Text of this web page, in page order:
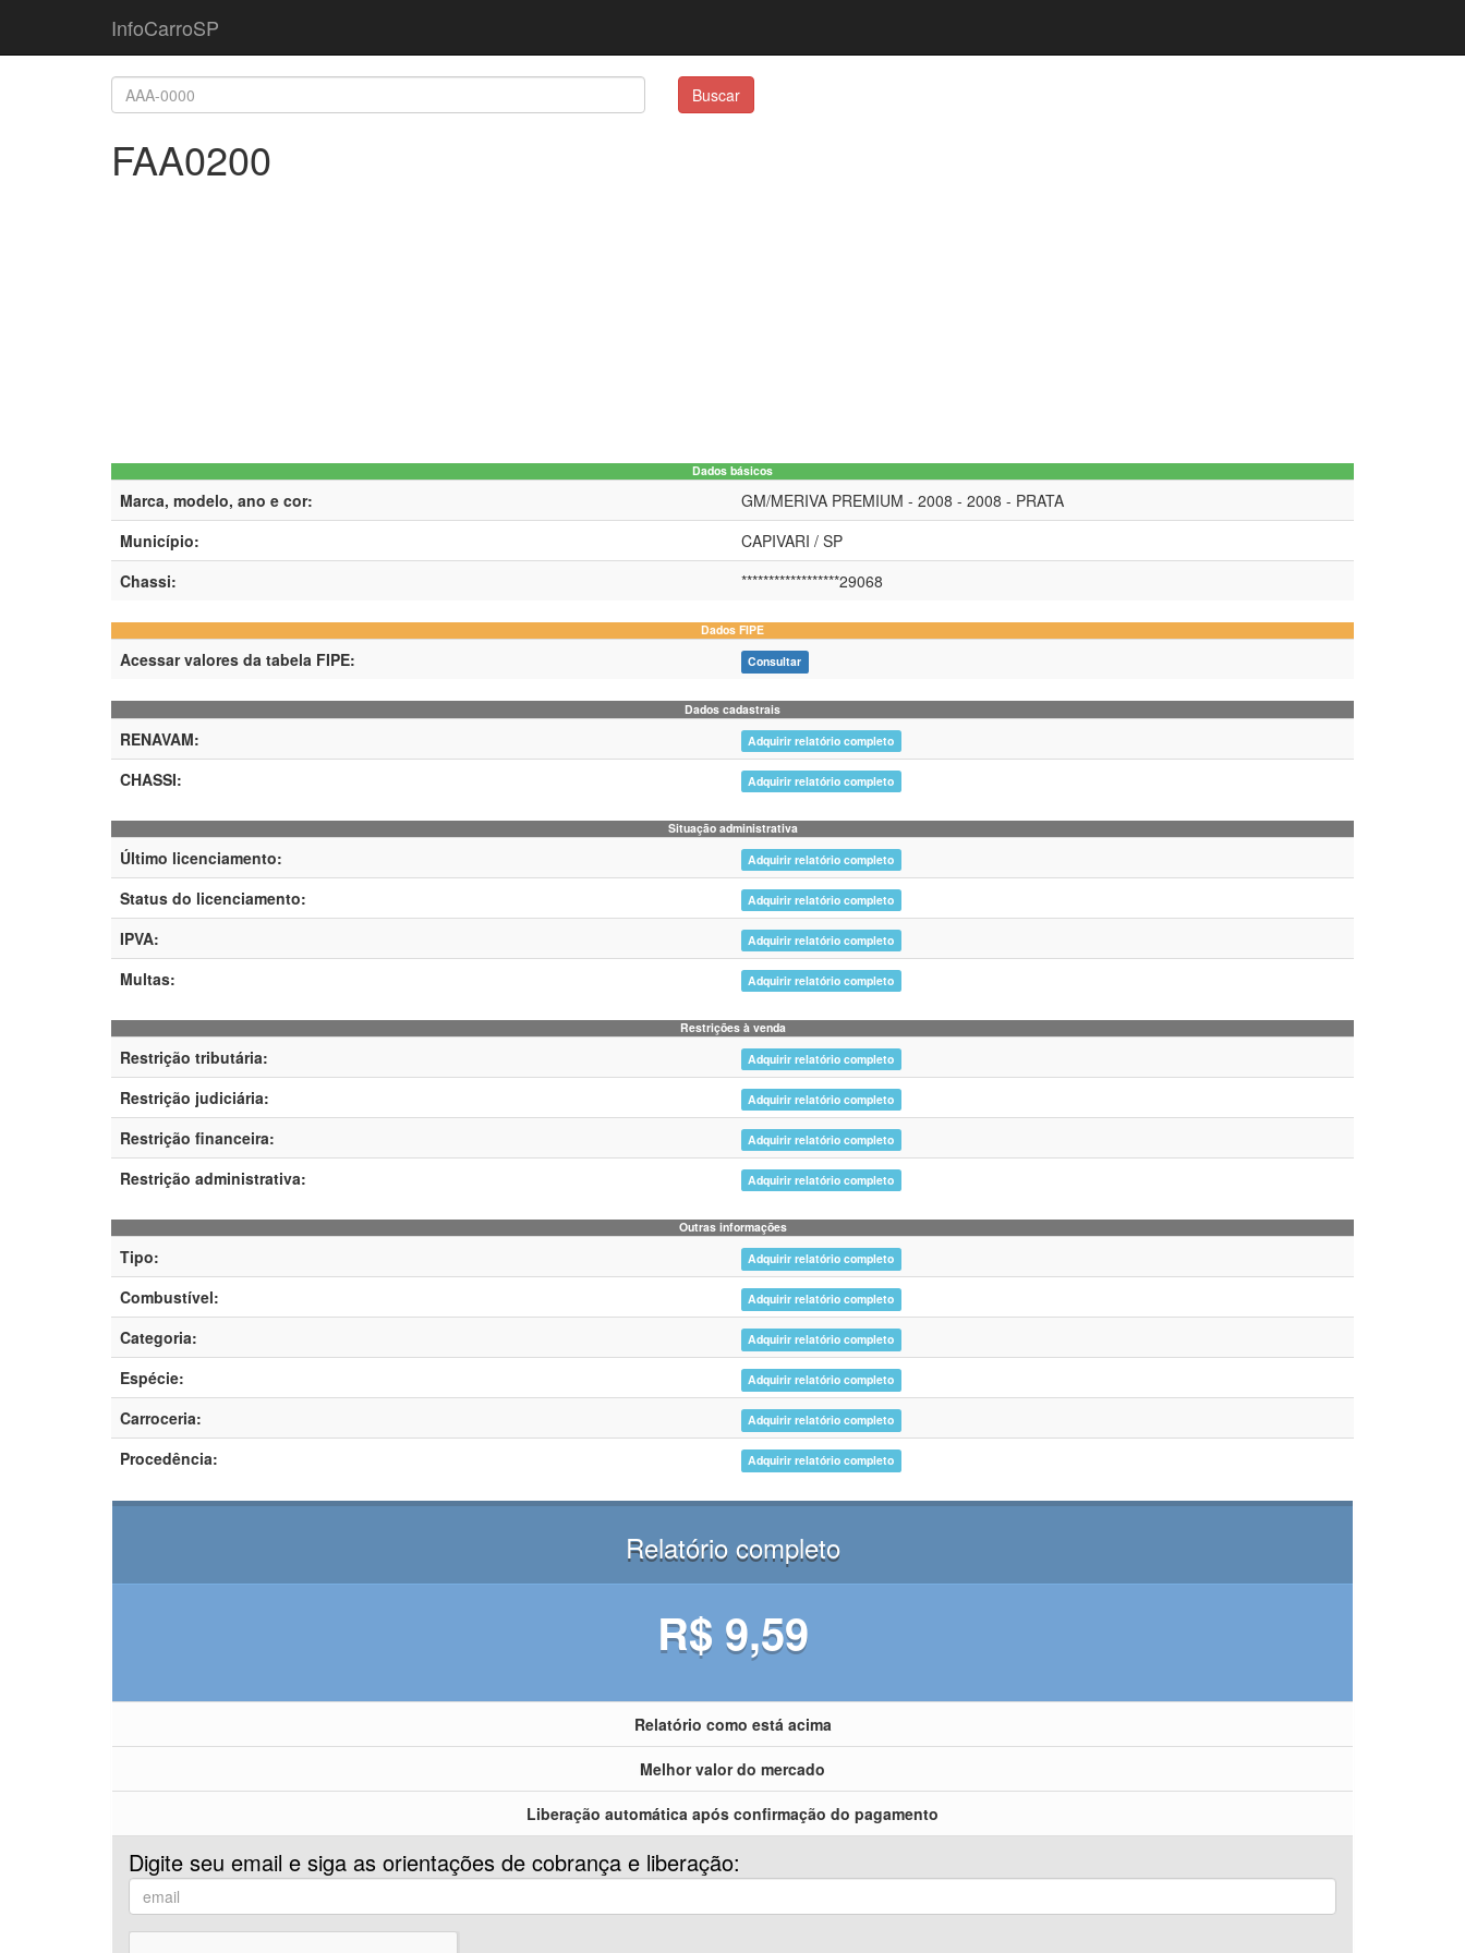
InfoCarroSP
Buscar
FAA0200
Dados básicos
Marca, modelo, ano e cor:
GM/MERIVA PREMIUM - 2008 - 2008 - PRATA
Município:
CAPIVARI / SP
Chassi:
******************29068
Dados FIPE
Acessar valores da tabela FIPE: Consultar
Dados cadastrais
RENAVAM: Adquirir relatório completo
CHASSI: Adquirir relatório completo
Situação administrativa
Último licenciamento: Adquirir relatório completo
Status do licenciamento: Adquirir relatório completo
IPVA: Adquirir relatório completo
Multas: Adquirir relatório completo
Restrições à venda
Restrição tributária: Adquirir relatório completo
Restrição judiciária: Adquirir relatório completo
Restrição financeira: Adquirir relatório completo
Restrição administrativa: Adquirir relatório completo
Outras informações
Tipo: Adquirir relatório completo
Combustível: Adquirir relatório completo
Categoria: Adquirir relatório completo
Espécie: Adquirir relatório completo
Carroceria: Adquirir relatório completo
Procedência: Adquirir relatório completo
Relatório completo
R$ 9,59
Relatório como está acima
Melhor valor do mercado
Liberação automática após confirmação do pagamento
Digite seu email e siga as orientações de cobrança e liberação: